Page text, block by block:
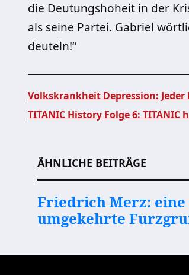
die Deutungshoheit in der
als seine Partei. Gabriel
deuteln!“
Volkskrankheit Depression:
TITANIC History Folge 6:
ÄHNLICHE BEITRÄGE
Friedrich Merz: eine
umgekehrte